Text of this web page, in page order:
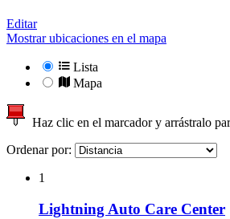
Editar
Mostrar ubicaciones en el mapa
Lista
Mapa
Haz clic en el marcador y arrástralo
Ordenar por:
1
Lightning Auto Care Center